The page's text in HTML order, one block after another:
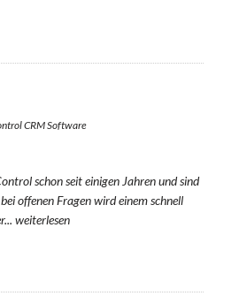
CRM Software
schon seit einigen Jahren und sind
offenen Fragen wird einem schnell
weiterlesen